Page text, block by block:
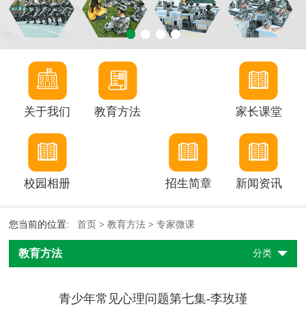
关于我们 教育方法 家长课堂
校园相册 招生简章 新闻资讯
您当前的位置:首页 >教育方法 >专家微课
教育方法 分类
青少年常见心理问题第七集-李玫瑾